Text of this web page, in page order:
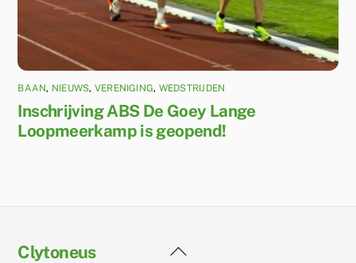
BAAN, NIEUWS, VERENIGING, WEDSTRIJDEN
Inschrijving ABS De Goey Lange
Loopmeerkamp is geopend!
Back
Clytoneus